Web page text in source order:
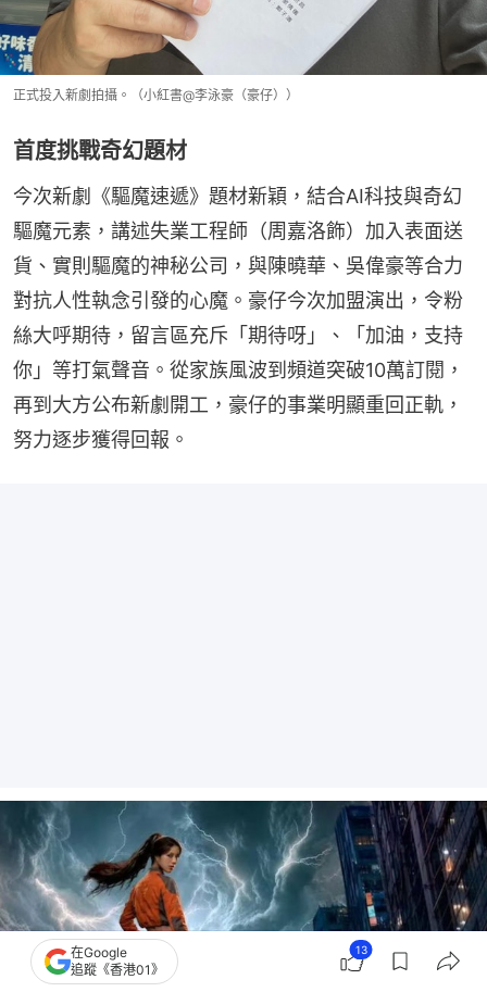
正式投入新劇拍攝。（小紅書@李泳豪（豪仔））
首度挑戰奇幻題材
今次新劇《驅魔速遞》題材新穎，結合AI科技與奇幻
驅魔元素，講述失業工程師（周嘉洛飾）加入表面送
貨、實則驅魔的神秘公司，與陳曉華、吳偉豪等合力
對抗人性執念引發的心魔。豪仔今次加盟演出，令粉
絲大呼期待，留言區充斥「期待呀」、「加油，支持
你」等打氣聲音。從家族風波到頻道突破10萬訂閱，
再到大方公布新劇開工，豪仔的事業明顯重回正軌，
努力逐步獲得回報。
在Google
追蹤《香港01》
13